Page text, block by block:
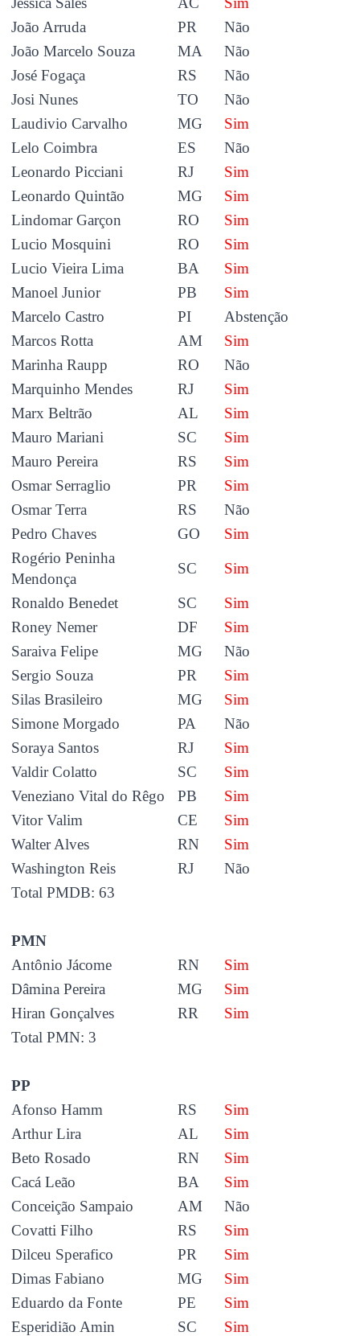
João Arruda
PR
Não
João Marcelo Souza
MA
Não
José Fogaça
RS
Não
Josi Nunes
TO
Não
Laudivio Carvalho
MG
Sim
Lelo Coimbra
ES
Não
Leonardo Picciani
RJ
Sim
Leonardo Quintão
MG
Sim
Lindomar Garçon
RO
Sim
Lucio Mosquini
RO
Sim
Lucio Vieira Lima
BA
Sim
Manoel Junior
PB
Sim
Marcelo Castro
PI
Abstenção
Marcos Rotta
AM
Sim
Marinha Raupp
RO
Não
Marquinho Mendes
RJ
Sim
Marx Beltrão
AL
Sim
Mauro Mariani
SC
Sim
Mauro Pereira
RS
Sim
Osmar Serraglio
PR
Sim
Osmar Terra
RS
Não
Pedro Chaves
GO
Sim
Rogério Peninha
Mendonça
SC Sim
Ronaldo Benedet SC
Sim
Roney Nemer
DF
Sim
Saraiva Felipe
MG
Não
Sergio Souza
PR
Sim
Silas Brasileiro
MG
Sim
Simone Morgado
PA
Não
Soraya Santos
RJ
Sim
Valdir Colatto
SC
Sim
Veneziano Vital do Rêgo
PB
Sim
Vitor Valim
CE
Sim
Walter Alves
RN
Sim
Washington Reis
RJ
Não
Total PMDB: 63
PMN
Antônio Jácome
RN
Sim
Dâmina Pereira
MG
Sim
Hiran Gonçalves
RR
Sim
Total PMN: 3
PP
Afonso Hamm
RS
Sim
Arthur Lira
AL
Sim
Beto Rosado
RN
Sim
Cacá Leão
BA
Sim
Conceição Sampaio
AM
Não
Covatti Filho
RS
Sim
Dilceu Sperafico
PR
Sim
Dimas Fabiano
MG
Sim
Eduardo da Fonte
PE
Sim
Esperidião Amin
SC
Sim